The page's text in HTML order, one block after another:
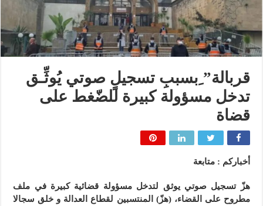
قربالة” ِبسببِ تسجيلٍ صوتي يُوثِّـق
تدخل مسؤولة كبيرة للضّغط على
قضاة
أخباركم : متابعة
هزّ تسجيل صوتي يوثق لتدخل مسؤولة قضائية كبيرة في ملف
مطروح على القضاء، (هزّ) المنتسبين لقطاع العدالة و خلق سجالا